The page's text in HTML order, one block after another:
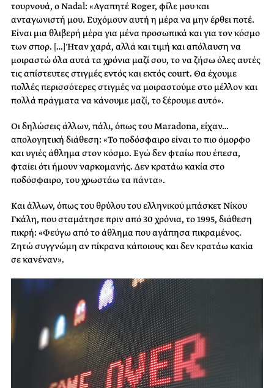
τουρνουά, ο Nadal: «Αγαπητέ Roger, φίλε μου και
ανταγωνιστή μου. Ευχόμουν αυτή η μέρα να μην έρθει ποτέ.
Είναι μια θλιβερή μέρα για μένα προσωπικά και για τον κόσμο
των σπορ. […] Ήταν χαρά, αλλά και τιμή και απόλαυση να
μοιραστώ όλα αυτά τα χρόνια μαζί σου, το να ζήσω όλες αυτές
τις απίστευτες στιγμές εντός και εκτός court. Θα έχουμε
πολλές περισσότερες στιγμές να μοιραστούμε στο μέλλον και
πολλά πράγματα να κάνουμε μαζί, το ξέρουμε αυτό».
Οι δηλώσεις άλλων, πάλι, όπως του Maradona, είχαν…
απολογητική διάθεση: «Το ποδόσφαιρο είναι το πιο όμορφο
και υγιές άθλημα στον κόσμο. Εγώ δεν φταίω που έπεσα,
φταίει ότι ήμουν ναρκομανής. Δεν κρατάω κακία στο
ποδόσφαιρο, του χρωστάω τα πάντα».
Και άλλων, όπως του θρύλου του ελληνικού μπάσκετ Νίκου
Γκάλη, που σταμάτησε πριν από 30 χρόνια, το 1995, διάθεση
πικρή: «Φεύγω από το άθλημα που αγάπησα πικραμένος.
Ζητώ συγγνώμη αν πίκρανα κάποιους και δεν κρατάω κακία
σε κανέναν».